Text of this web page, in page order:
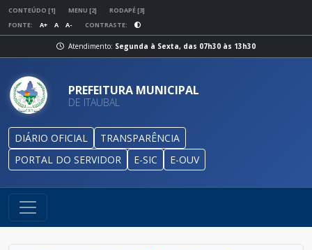
CONTEÚDO [1] MENU [2]
RODAPÉ [3]
FONTE:
A+ A A- CONTRASTE:
Atendimento: Segunda à Sexta, das 07h30 às 13h30
PREFEITURA MUNICIPAL
DE ITAUBAL
DIÁRIO OFICIAL
TRANSPARÊNCIA
PORTAL DO SERVIDOR
E-SIC E-OUV